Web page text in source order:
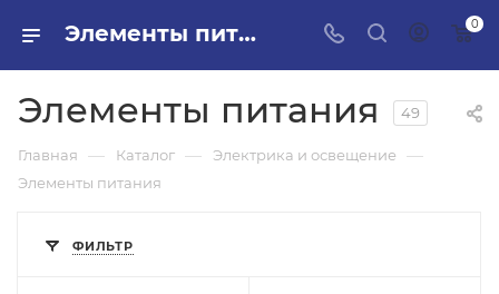
Элементы питания в ПИЛОН — купить стройматериалы в интернет-магазине ПИЛОН с доставкой оптом и в розницу 0
Элементы питания 49
Главная — Каталог — Электрика и освещение —
Элементы питания
ФИЛЬТР